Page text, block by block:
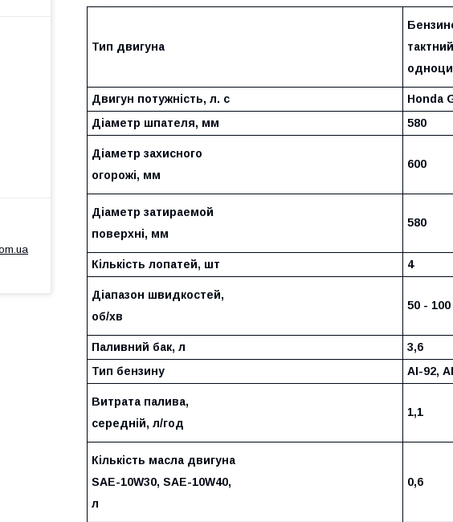
Тип двигуна
Двигун потужність, л. с
Honda
Діаметр шпателя, мм
580
Діаметр захисного
огорожі, мм
600
Діаметр затираемой
поверхні, мм
580
Кількість лопатей, шт 4
Діапазон швидкостей,
об/хв
50 - 100
Паливний бак, л
3,6
Тип бензину
АІ-92,
Витрата палива,
середній, л/год
1,1
Кількість масла двигуна
SAE-10W30, SAE-10W40,
л
0,6